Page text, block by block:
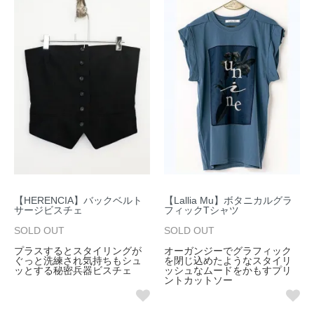
【HERENCIA】バックベルト
サージビスチェ
SOLD OUT
プラスするとスタイリングが
ぐっと洗練され気持ちもシュ
ッとする秘密兵器ビスチェ
【Lallia Mu】ボタニカルグラ
フィックTシャツ
SOLD OUT
オーガンジーでグラフィック
を閉じ込めたようなスタイリ
ッシュなムードをかもすプリ
ントカットソー